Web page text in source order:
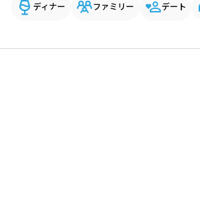
ディナー ファミリー デート